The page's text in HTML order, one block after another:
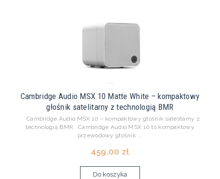
Cambridge Audio MSX 10 Matte White – kompaktowy
głośnik satelitarny z technologią BMR
Cambridge Audio MSX 10 – kompaktowy głośnik satelitarny z
technologią BMR Cambridge Audio MSX 10 to kompaktowy
przewodowy głośnik ...
459,00 zł
Do koszyka